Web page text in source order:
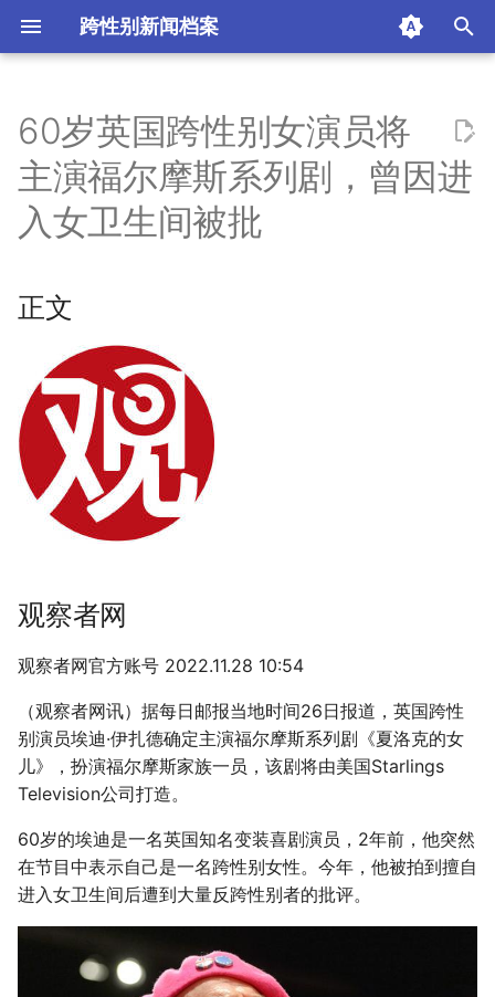
跨性别新闻档案
t
i
i
n
a
r
h
正文
观察者网
附加信息 [Processed Page
Metadata]
60岁英国跨性别女演员将
主演福尔摩斯系列剧，曾因进
入女卫生间被批
正文
观察者网
观察者网官方账号 2022.11.28 10:54
（观察者网讯）据每日邮报当地时间26日报道，英国跨性
别演员埃迪·伊扎德确定主演福尔摩斯系列剧《夏洛克的女
儿》，扮演福尔摩斯家族一员，该剧将由美国Starlings
Television公司打造。
60岁的埃迪是一名英国知名变装喜剧演员，2年前，他突然
在节目中表示自己是一名跨性别女性。今年，他被拍到擅自
进入女卫生间后遭到大量反跨性别者的批评。